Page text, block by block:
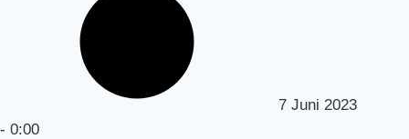
7 Juni 2023
- 0:00